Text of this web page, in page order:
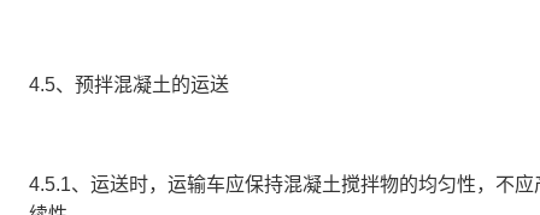
4.5、预拌混凝土的运送
4.5.1、运送时，运输车应保持混凝土搅拌物的均匀性，不